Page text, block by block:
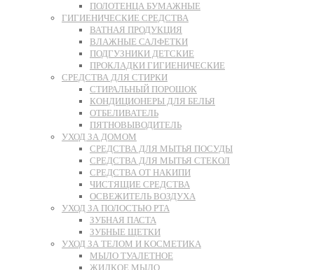
ПОЛОТЕНЦА БУМАЖНЫЕ
ГИГИЕНИЧЕСКИЕ СРЕДСТВА
ВАТНАЯ ПРОДУКЦИЯ
ВЛАЖНЫЕ САЛФЕТКИ
ПОДГУЗНИКИ ДЕТСКИЕ
ПРОКЛАДКИ ГИГИЕНИЧЕСКИЕ
СРЕДСТВА ДЛЯ СТИРКИ
СТИРАЛЬНЫЙ ПОРОШОК
КОНДИЦИОНЕРЫ ДЛЯ БЕЛЬЯ
ОТБЕЛИВАТЕЛЬ
ПЯТНОВЫВОДИТЕЛЬ
УХОД ЗА ДОМОМ
СРЕДСТВА ДЛЯ МЫТЬЯ ПОСУДЫ
СРЕДСТВА ДЛЯ МЫТЬЯ СТЕКОЛ
СРЕДСТВА ОТ НАКИПИ
ЧИСТЯЩИЕ СРЕДСТВА
ОСВЕЖИТЕЛЬ ВОЗДУХА
УХОД ЗА ПОЛОСТЬЮ РТА
ЗУБНАЯ ПАСТА
ЗУБНЫЕ ЩЕТКИ
УХОД ЗА ТЕЛОМ И КОСМЕТИКА
МЫЛО ТУАЛЕТНОЕ
ЖИДКОЕ МЫЛО